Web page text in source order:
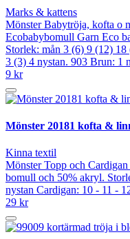
Marks & kattens
Mönster Babytröja, kofta o
Ecobabybomull Garn Eco
Storlek: mån 3 (6) 9 (12)
3 (3) 4 nystan. 903 Brun: 1
9 kr
Mönster 20181 kofta &
Kinna textil
Mönster Topp och
bomull och 50% akryl.
nystan Cardigan: 10 - 11 -
29 kr